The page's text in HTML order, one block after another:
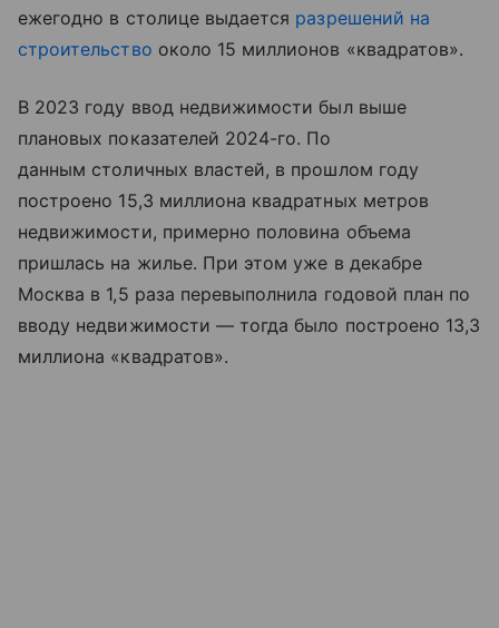
ежегодно в столице выдается разрешений на
строительство около 15 миллионов «квадратов».
В 2023 году ввод недвижимости был выше
плановых показателей 2024-го. По
данным столичных властей, в прошлом году
построено 15,3 миллиона квадратных метров
недвижимости, примерно половина объема
пришлась на жилье. При этом уже в декабре
Москва в 1,5 раза перевыполнила годовой план по
вводу недвижимости — тогда было построено 13,3
миллиона «квадратов».